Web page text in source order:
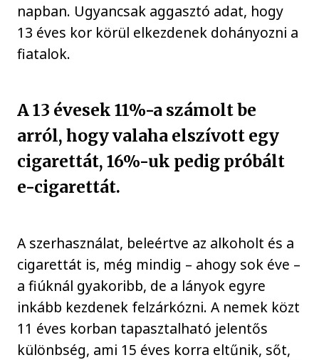
napban. Ugyancsak aggasztó adat, hogy
13 éves kor körül elkezdenek dohányozni a
fiatalok.
A 13 évesek 11%-a számolt be
arról, hogy valaha elszívott egy
cigarettát, 16%-uk pedig próbált
e-cigarettát.
A szerhasználat, beleértve az alkoholt és a
cigarettát is, még mindig – ahogy sok éve –
a fiúknál gyakoribb, de a lányok egyre
inkább kezdenek felzárkózni. A nemek közt
11 éves korban tapasztalható jelentős
különbség, ami 15 éves korra eltűnik, sőt,